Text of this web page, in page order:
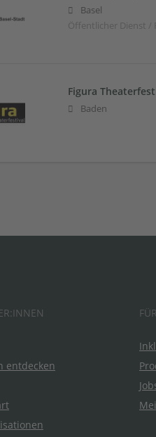
Basel
Öffentlicher Dienst /
Figura
Baden
entdecken